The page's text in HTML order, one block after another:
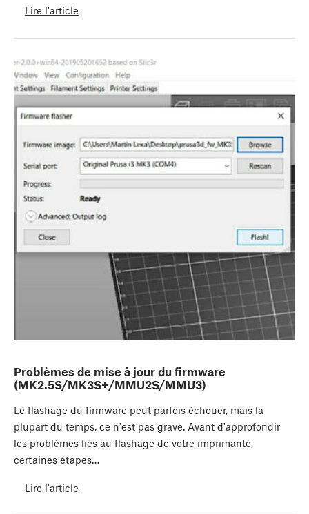
Lire l'article
Problèmes de mise à jour du firmware
(MK2.5S/MK3S+/MMU2S/MMU3)
Le flashage du firmware peut parfois échouer, mais la
plupart du temps, ce n'est pas grave. Avant d'approfondir
les problèmes liés au flashage de votre imprimante,
certaines étapes…
Lire l'article